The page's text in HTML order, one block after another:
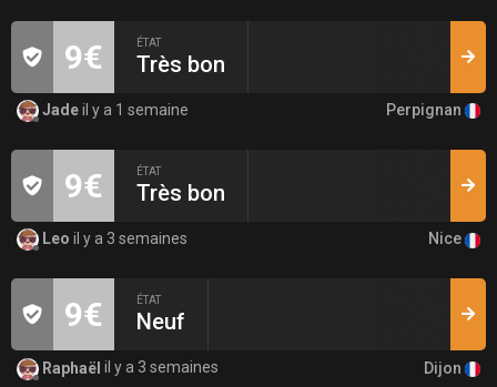
9€ ÉTAT
Très bon
Jadeil y a 1 semaine Perpignan
9€ ÉTAT
Très bon
Leo il y a 3 semaines Nice
9€ ÉTAT
Neuf
Raphaël il y a 3 semaines Dijon